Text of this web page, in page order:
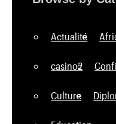
Actualité
casino2
Culture